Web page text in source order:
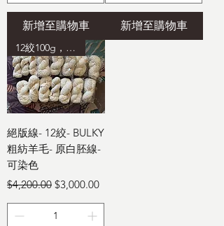
新增至購物車 新增至購物車
12絞100g，加贈3絞50g
絕版線- 12絞- BULKY
粗紡羊毛- 原白胚線-
可染色
一般價格
$4,200.00 促銷價格
$3,000.00